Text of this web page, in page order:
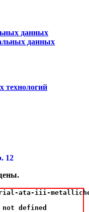
данных
данных
технологий
12
iii-
not defined